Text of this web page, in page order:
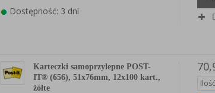
Dostępność: 3 dni
Karteczki samoprzylepne POST-
IT® (656), 51x76mm, 12x100 kart.,
żółte